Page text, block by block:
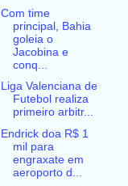
Com time
principal, Bahia
goleia o
Jacobina e
conq...
Liga Valenciana de
Futebol realiza
primeiro arbitr...
Endrick doa R$ 1
mil para
engraxate em
aeroporto d...